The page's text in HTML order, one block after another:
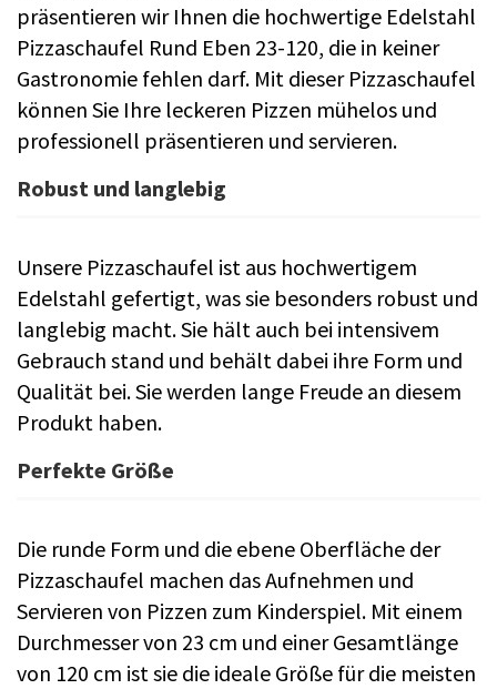
präsentieren wir Ihnen die hochwertige Edelstahl
Pizzaschaufel Rund Eben 23-120, die in keiner
Gastronomie fehlen darf. Mit dieser Pizzaschaufel
können Sie Ihre leckeren Pizzen mühelos und
professionell präsentieren und servieren.
Robust und langlebig
Unsere Pizzaschaufel ist aus hochwertigem
Edelstahl gefertigt, was sie besonders robust und
langlebig macht. Sie hält auch bei intensivem
Gebrauch stand und behält dabei ihre Form und
Qualität bei. Sie werden lange Freude an diesem
Produkt haben.
Perfekte Größe
Die runde Form und die ebene Oberfläche der
Pizzaschaufel machen das Aufnehmen und
Servieren von Pizzen zum Kinderspiel. Mit einem
Durchmesser von 23 cm und einer Gesamtlänge
von 120 cm ist sie die ideale Größe für die meisten